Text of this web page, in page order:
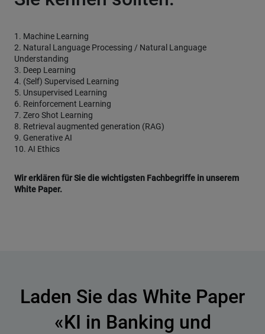
1. Machine Learning
2. Natural Language Processing / Natural Language
Understanding
3. Deep Learning
4. (Self) Supervised Learning
5. Unsupervised Learning
6. Reinforcement Learning
7. Zero Shot Learning
8. Retrieval augmented generation (RAG)
9. Generative AI
10. AI Ethics
Wir erklären für Sie die wichtigsten Fachbegriffe in unserem
White Paper.
Laden Sie das White Paper
«KI in Banking und